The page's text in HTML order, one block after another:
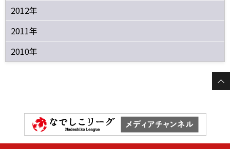
2012年
2011年
2010年